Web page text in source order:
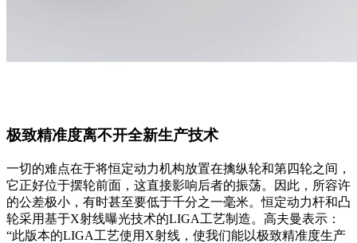
极致精准度离不开全新生产技术
一切的难点在于将恒定动力机构放置在擒纵轮和第四轮之间，
它正好位于摆轮前面，这直接影响后者的振荡。因此，所容许
的公差极小，有时甚至要低于千分之一毫米。恒定动力杆和凸
轮采用基于X射线曝光技术的LIGA工艺制造。高夫曼表示：
“此版本的LIGA工艺使用X射线，使我们能以极致精准度生产